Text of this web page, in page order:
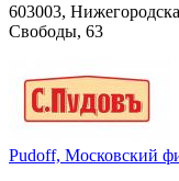
603003,
Свободы, 63
Pudoff, Московский